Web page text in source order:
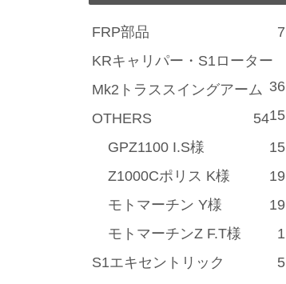
FRP部品
7
KRキャリパー・S1ローター
36
Mk2トラススイングアーム
15
OTHERS
54
GPZ1100 I.S様
15
Z1000Cポリス K様
19
モトマーチン Y様
19
モトマーチンZ F.T様
1
S1エキセントリック
5